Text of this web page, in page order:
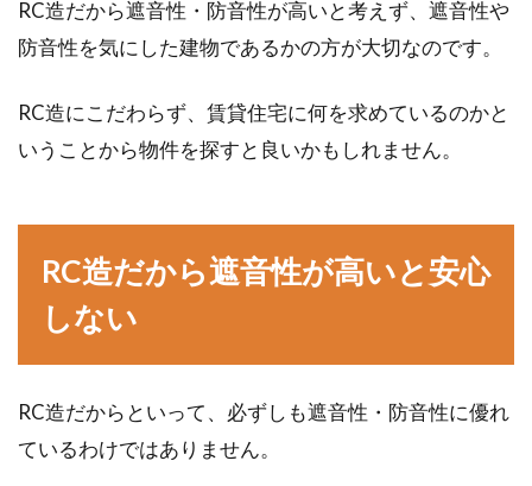
RC造だから遮音性・防音性が高いと考えず、遮音性や
防音性を気にした建物であるかの方が大切なのです。
RC造にこだわらず、賃貸住宅に何を求めているのかと
いうことから物件を探すと良いかもしれません。
RC造だから遮音性が高いと安心
しない
RC造だからといって、必ずしも遮音性・防音性に優れ
ているわけではありません。